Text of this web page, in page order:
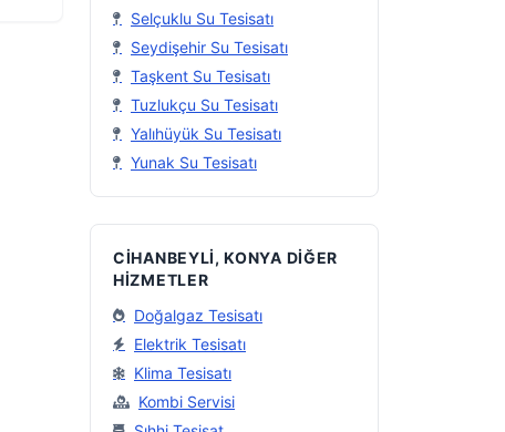
Selçuklu Su Tesisatı
Seydişehir Su Tesisatı
Taşkent Su Tesisatı
Tuzlukçu Su Tesisatı
Yalıhüyük Su Tesisatı
Yunak Su Tesisatı
CIHANBEYLI, KONYA DIĞER
HIZMETLER
Doğalgaz Tesisatı
Elektrik Tesisatı
Klima Tesisatı
Kombi Servisi